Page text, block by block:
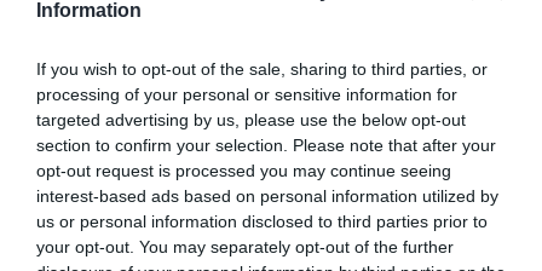
Information
If you wish to opt-out of the sale, sharing to third parties, or
processing of your personal or sensitive information for
targeted advertising by us, please use the below opt-out
section to confirm your selection. Please note that after your
opt-out request is processed you may continue seeing
interest-based ads based on personal information utilized by
us or personal information disclosed to third parties prior to
your opt-out. You may separately opt-out of the further
20 h 42 min
« Kim il Sung s’en retrouve donc plus isolé que
jamais »
Ça c’est certain. Étant mort depuis près d’un quart
de siècle, le camarade et Grand Leader Kim Il-Sung
n’a jamais été aussi isolé, au sein de son mausolée
du palais du Soleil Kumsusan où il repose depuis
1994.